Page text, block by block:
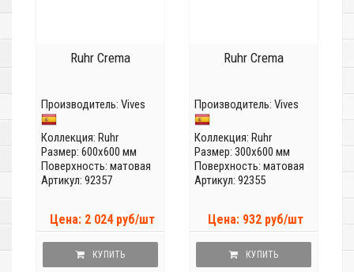
Ruhr Crema
Производитель: Vives
Коллекция: Ruhr
Размер: 600x600 мм
Поверхность: матовая
Артикул: 92357
Цена: 2 024 руб/шт
КУПИТЬ
Ruhr Crema
Производитель: Vives
Коллекция: Ruhr
Размер: 300x600 мм
Поверхность: матовая
Артикул: 92355
Цена: 932 руб/шт
КУПИТЬ